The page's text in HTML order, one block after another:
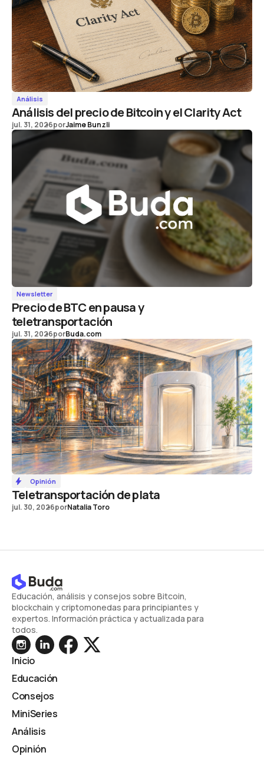
Análisis
Análisis del precio de Bitcoin y el Clarity Act
jul. 31, 2026porJaime Bunzli
Newsletter
Precio de BTC en pausa y
teletransportación
jul. 31, 2026porBuda.com
Opinión
Teletransportación de plata
jul. 30, 2026porNatalia Toro
Educación, análisis y consejos sobre Bitcoin,
blockchain y criptomonedas para principiantes y
expertos. Información práctica y actualizada para
todos.
Inicio
Educación
Consejos
MiniSeries
Análisis
Opinión